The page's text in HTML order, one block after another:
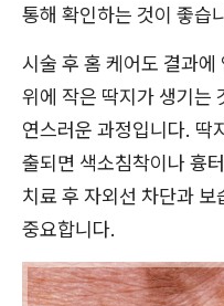
통해 확인하는 것이 좋습
시술 후 홈 케어도 결과
위에 작은 딱지가 생기는
연스러운 과정입니다. 딱
출되면 색소침착이나 흉
치료 후 자외선 차단과
중요합니다.